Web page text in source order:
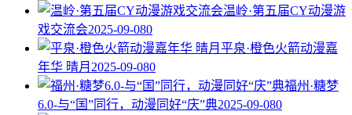
温岭·第五届CY动漫游
戏交流会2025-09-080
平泉·橙色火箭动漫嘉
年华 晴月 2025-09-080
福州·糖梦
6.0-与“国”同行，动漫同好“庆”典2025-09-080